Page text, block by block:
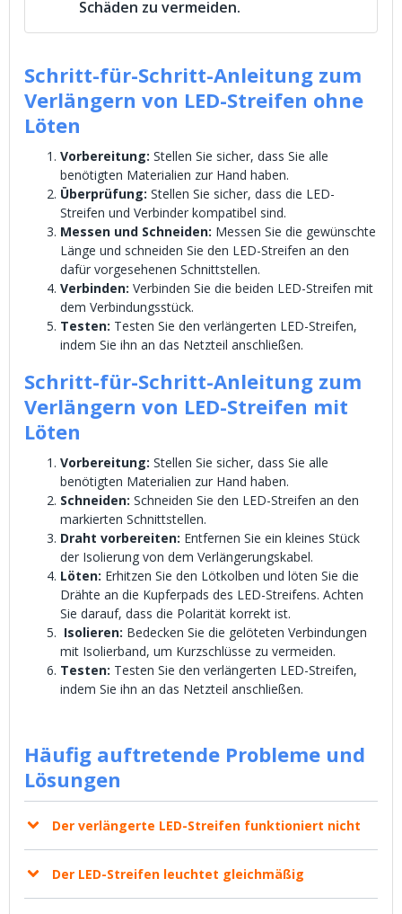
Schäden zu vermeiden.
Schritt-für-Schritt-Anleitung zum
Verlängern von LED-Streifen ohne
Löten
Vorbereitung: Stellen Sie sicher, dass Sie alle
benötigten Materialien zur Hand haben.
Überprüfung: Stellen Sie sicher, dass die LED-
Streifen und Verbinder kompatibel sind.
Messen und Schneiden: Messen Sie die gewünschte
Länge und schneiden Sie den LED-Streifen an den
dafür vorgesehenen Schnittstellen.
Verbinden: Verbinden Sie die beiden LED-Streifen mit
dem Verbindungsstück.
Testen: Testen Sie den verlängerten LED-Streifen,
indem Sie ihn an das Netzteil anschließen.
Schritt-für-Schritt-Anleitung zum
Verlängern von LED-Streifen mit
Löten
Vorbereitung: Stellen Sie sicher, dass Sie alle
benötigten Materialien zur Hand haben.
Schneiden: Schneiden Sie den LED-Streifen an den
markierten Schnittstellen.
Draht vorbereiten: Entfernen Sie ein kleines Stück
der Isolierung von dem Verlängerungskabel.
Löten: Erhitzen Sie den Lötkolben und löten Sie die
Drähte an die Kupferpads des LED-Streifens. Achten
Sie darauf, dass die Polarität korrekt ist.
Isolieren: Bedecken Sie die gelöteten Verbindungen
mit Isolierband, um Kurzschlüsse zu vermeiden.
Testen: Testen Sie den verlängerten LED-Streifen,
indem Sie ihn an das Netzteil anschließen.
Häufig auftretende Probleme und
Lösungen
Der verlängerte LED-Streifen funktioniert nicht
Der LED-Streifen leuchtet gleichmäßig